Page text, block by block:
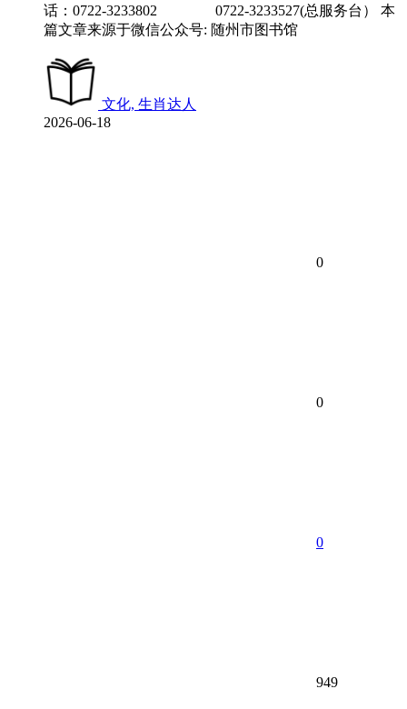
话：0722-3233802 0722-3233527(总服务台） 本
篇文章来源于微信公众号: 随州市图书馆
文化, 生肖达人
2026-06-18
0
0
0
949